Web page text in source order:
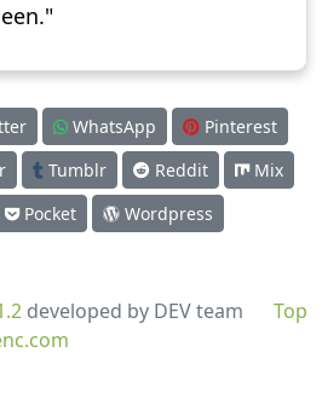
WhatsApp
Pinterest
Tumblr Reddit
Mix
Pocket Wordpress
Top
developed by DEV team